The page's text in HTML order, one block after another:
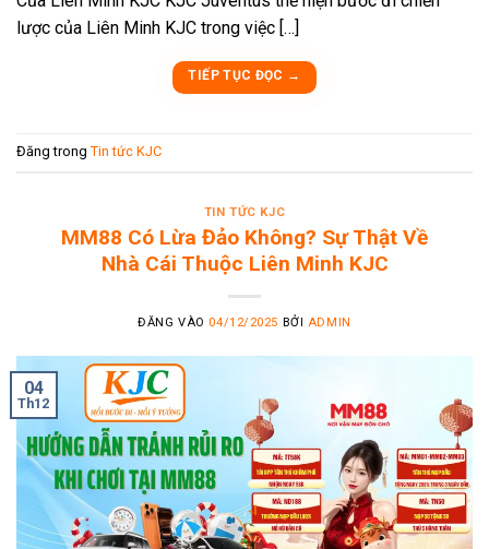
lược của Liên Minh KJC trong việc […]
TIẾP TỤC ĐỌC →
Đăng trong Tin tức KJC
TIN TỨC KJC
MM88 Có Lừa Đảo Không? Sự Thật Về
Nhà Cái Thuộc Liên Minh KJC
ĐĂNG VÀO 04/12/2025 BỞI ADMIN
04
Th12